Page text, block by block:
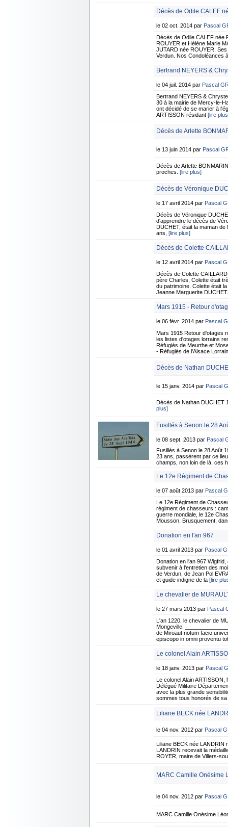
Décès de Odile CALEF
le 02 oct. 2014 par Pascal
Décès de Odile CALEF née
ROUYER et Hélène Marie
JUTARD née ROUYER.
Verdun. Nos Condoléances
Bertrand NEYERS &
le 04 juil. 2014 par Pascal
Bertrand NEYERS &
30 à la mairie de Mercy-le-
ont décidé de se marier à
ARTISSON résidant [lire
Décès de Arlette
le 13 juin 2014 par Pascal
Décès de Arlette
proches. [lire plus]
Décès de Véronique
le 17 avril 2014 par Pascal
Décès de Véronique
d'apprendre le décès de
DUCHET, était la maman
ans, [lire plus]
Décès de Colette
le 12 avril 2014 par Pascal
Décès de Colette
père Charles, Colette était
du patrimoine. Colette était
Jeanne Marguerite
Mars 1915 - Retour
le 06 févr. 2014 par Pascal
Mars 1915 Retour d'otages
les listes d'otages lorrains
Réfugiés de Meurthe et
- Réfugiés de l'Alsace
Décès de Nathan
le 15 janv. 2014 par Pascal
Décès de Nathan DUCHET
plus]
Fusillés à Senon le 28
le 08 sept. 2013 par Pascal
Fusillés à Senon le 28 Août
23 ans, passèrent par ce
champs, non loin de là, ces
Le 12e Régiment de
le 07 août 2013 par Pascal
Le 12e Régiment de
régiment de chasseurs :
guerre mondiale, le 12e
Mousson. Brusquement,
Donation en l'an 967
le 01 avril 2013 par Pascal
Donation en l'an 967
subvenir à l'entretien des
de Verdun, de Jean Pol
et guide indigne de la [lire
Le chevalier de
le 27 mars 2013 par Pascal
L'an 1220, le chevalier de
Mongeville.
de Miroaut notum facio
episcopo in omni proventu
Le colonel Alain
le 18 janv. 2013 par Pascal
Le colonel Alain ARTISSON,
Délégué Militaire
avec la plus grande
sommes tous honorés de
Liliane BECK née
le 04 nov. 2012 par Pascal
Liliane BECK née LANDRIN
LANDRIN recevait la
ROYER, maire de Villers-
MARC Camille Onésime
le 04 nov. 2012 par Pascal
MARC Camille Onésime